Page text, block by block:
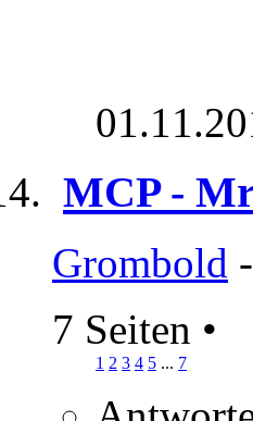
MCP -
Grombold
7 Seiten •
1 2 3 4 5 ... 7